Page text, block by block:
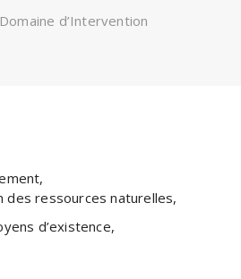
Domaine d’Intervention
des ressources naturelles,
d’existence,